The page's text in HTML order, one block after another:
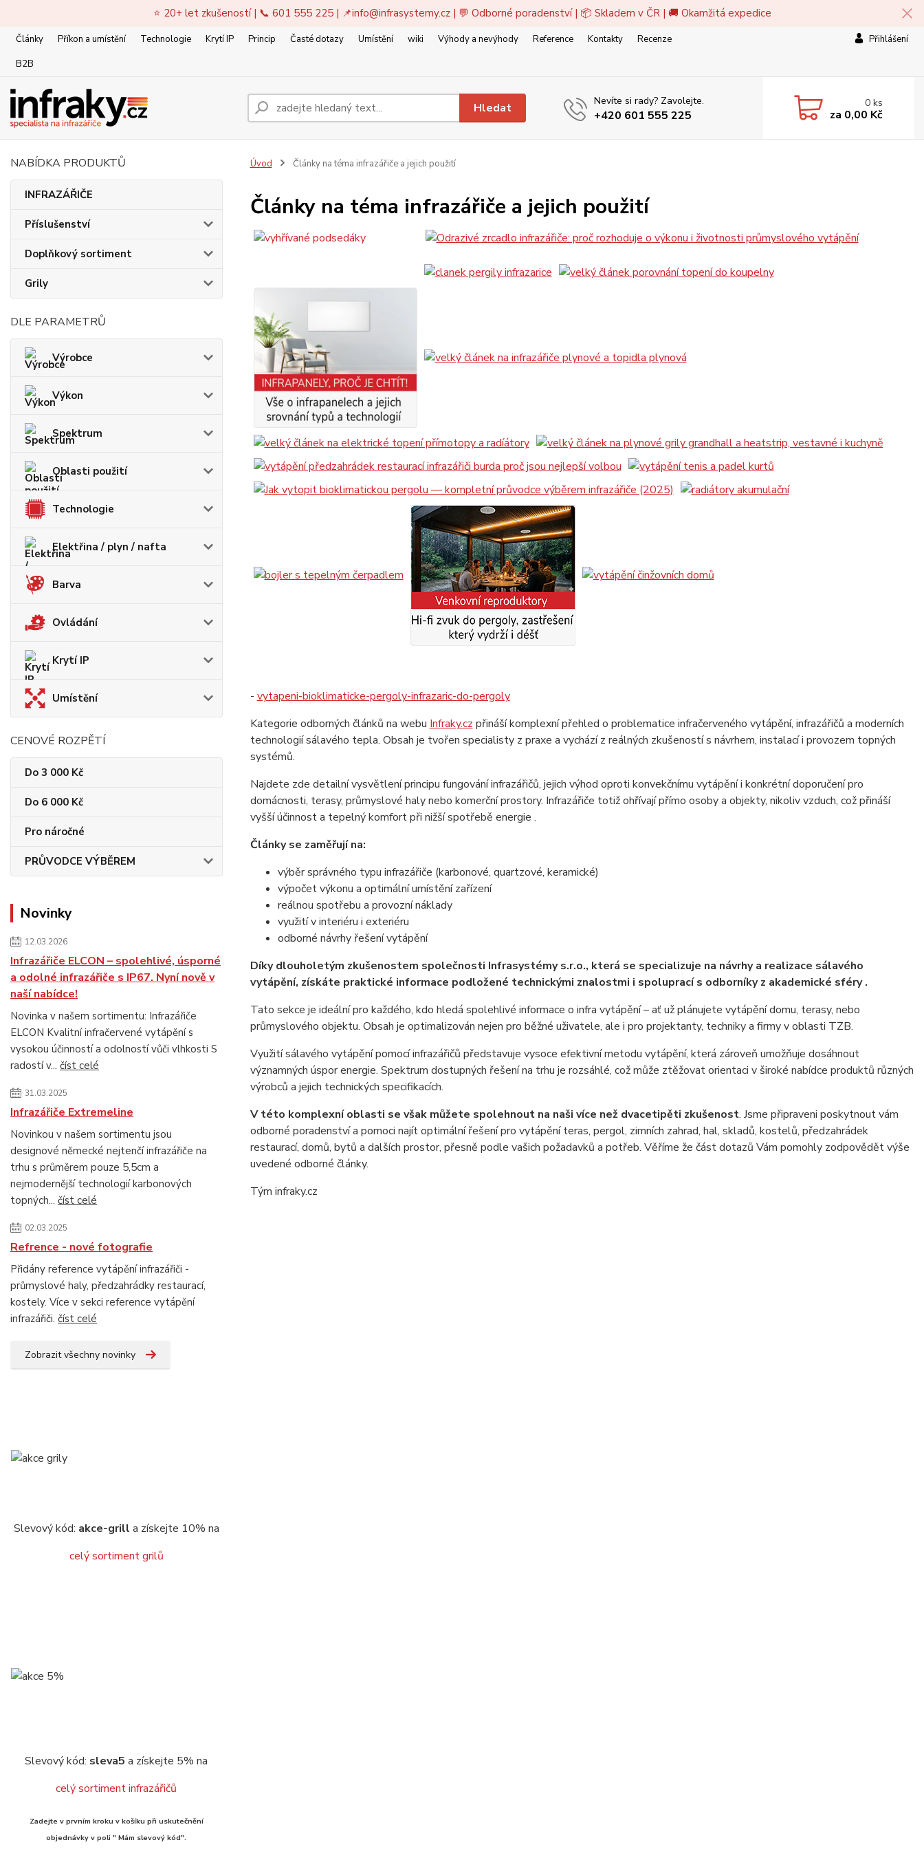
⭐ 20+ let zkušeností | 📞 601 555 225 | 📌info@infrasystemy.cz| 💬 Odborné poradenství | 📦 Skladem v ČR | 🚚 Okamžitá expedice
Články Příkon a umístění Technologie Krytí IP Princip Časté dotazy Umístění wiki Výhody a nevýhody Reference Kontakty
Recenze
B2B
Přihlášení
Hledat Nevíte si rady? Zavolejte.
+420 601 555 225
0 ks
za 0,00 Kč
NABÍDKA PRODUKTŮ
INFRAZÁŘIČE
Příslušenství
Doplňkový sortiment
Grily
DLE PARAMETRŮ
Výrobce
Výkon
Spektrum
Oblasti použití
Technologie
Elektřina / plyn / nafta
Barva
Ovládání
Krytí IP
Umístění
CENOVÉ ROZPĚTÍ
Do 3 000 Kč
Do 6 000 Kč
Pro náročné
PRŮVODCE VÝBĚREM
Novinky
12.03.2026
Infrazářiče ELCON – spolehlivé, úsporné
a odolné infrazářiče s IP67. Nyní nově v
naší nabídce!
Novinka v našem sortimentu: Infrazářiče
ELCON Kvalitní infračervené vytápění s
vysokou účinností a odolností vůči vlhkosti S
radostí v... číst celé
31.03.2025
Infrazářiče Extremeline
Novinkou v našem sortimentu jsou
designové německé nejtenčí infrazářiče na
trhu s průměrem pouze 5,5cm a
nejmodernější technologií karbonových
topných... číst celé
02.03.2025
Refrence - nové fotografie
Přidány reference vytápění infrazářiči -
průmyslové haly, předzahrádky restaurací,
kostely. Více v sekci reference vytápění
infrazářiči. číst celé
Zobrazit všechny novinky
Slevový kód: akce-grill a získejte 10% na
celý sortiment grilů
Slevový kód: sleva5 a získejte 5% na
celý sortiment infrazářičů
Zadejte v prvním kroku v košíku při uskutečnění
objednávky v poli " Mám slevový kód".
Úvod Články na téma infrazářiče a jejich použití
Články na téma infrazářiče a jejich použití
- vytapeni-bioklimaticke-pergoly-infrazaric-do-pergoly
Kategorie odborných článků na webu Infraky.cz přináší komplexní přehled o problematice infračerveného vytápění, infrazářičů a moderních
technologií sálavého tepla. Obsah je tvořen specialisty z praxe a vychází z reálných zkušeností s návrhem, instalací i provozem topných
systémů.
Najdete zde detailní vysvětlení principu fungování infrazářičů, jejich výhod oproti konvekčnímu vytápění i konkrétní doporučení pro
domácnosti, terasy, průmyslové haly nebo komerční prostory. Infrazářiče totiž ohřívají přímo osoby a objekty, nikoliv vzduch, což přináší
vyšší účinnost a tepelný komfort při nižší spotřebě energie .
Články se zaměřují na:
výběr správného typu infrazářiče (karbonové, quartzové, keramické)
výpočet výkonu a optimální umístění zařízení
reálnou spotřebu a provozní náklady
využití v interiéru i exteriéru
odborné návrhy řešení vytápění
Díky dlouholetým zkušenostem společnosti Infrasystémy s.r.o., která se specializuje na návrhy a realizace sálavého
vytápění, získáte praktické informace podložené technickými znalostmi i spoluprací s odborníky z akademické sféry .
Tato sekce je ideální pro každého, kdo hledá spolehlivé informace o infra vytápění – ať už plánujete vytápění domu, terasy, nebo
průmyslového objektu. Obsah je optimalizován nejen pro běžné uživatele, ale i pro projektanty, techniky a firmy v oblasti TZB.
Využití sálavého vytápění pomocí infrazářičů představuje vysoce efektivní metodu vytápění, která zároveň umožňuje dosáhnout
významných úspor energie. Spektrum dostupných řešení na trhu je rozsáhlé, což může ztěžovat orientaci v široké nabídce produktů různých
výrobců a jejich technických specifikacích.
V této komplexní oblasti se však můžete spolehnout na naši více než dvacetipěti zkušenost. Jsme připraveni poskytnout vám
odborné poradenství a pomoci najít optimální řešení pro vytápění teras, pergol, zimních zahrad, hal, skladů, kostelů, předzahrádek
restaurací, domů, bytů a dalších prostor, přesně podle vašich požadavků a potřeb. Věříme že část dotazů Vám pomohly zodpovědět výše
uvedené odborné články.
Tým infraky.cz